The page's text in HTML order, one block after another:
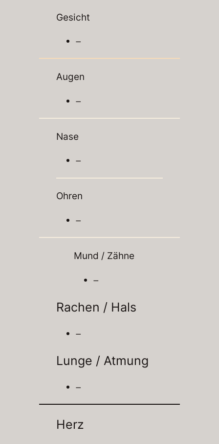
Gesicht
–
Augen
–
Nase
–
Ohren
–
Mund / Zähne
–
Rachen / Hals
–
Lunge / Atmung
–
Herz